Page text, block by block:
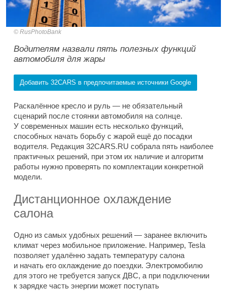
RusPhotoBank
Водителям назвали пять полезных функций
автомобиля для жары
Добавить 32CARS в предпочитаемые источники Google
Раскалённое кресло и руль — не обязательный
сценарий после стоянки автомобиля на солнце.
У современных машин есть несколько функций,
способных начать борьбу с жарой ещё до посадки
водителя. Редакция 32CARS.RU собрала пять наиболее
практичных решений, при этом их наличие и алгоритм
работы нужно проверять по комплектации конкретной
модели.
Дистанционное охлаждение
салона
Одно из самых удобных решений — заранее включить
климат через мобильное приложение. Например, Tesla
позволяет удалённо задать температуру салона
и начать его охлаждение до поездки. Электромобилю
для этого не требуется запуск ДВС, а при подключении
к зарядке часть энергии может поступать